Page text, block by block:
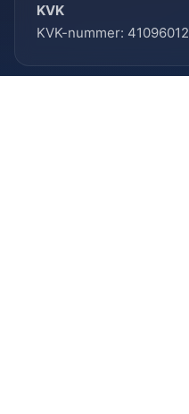
KVK
KVK-nummer: 41096012